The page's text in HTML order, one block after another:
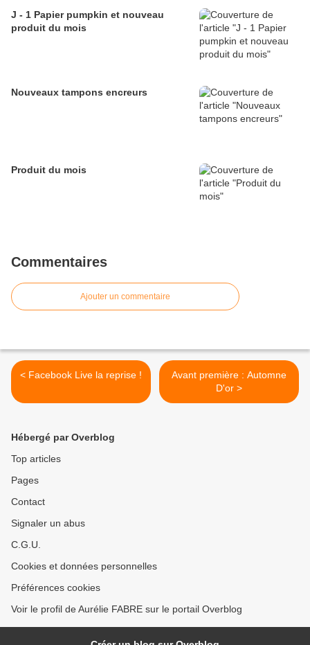
J - 1 Papier pumpkin et nouveau
produit du mois
Nouveaux tampons encreurs
Produit du mois
Commentaires
Ajouter un commentaire
< Facebook Live la reprise !
Avant première : Automne
D'or >
Hébergé par Overblog
Top articles
Pages
Contact
Signaler un abus
C.G.U.
Cookies et données personnelles
Préférences cookies
Voir le profil de Aurélie FABRE sur le portail Overblog